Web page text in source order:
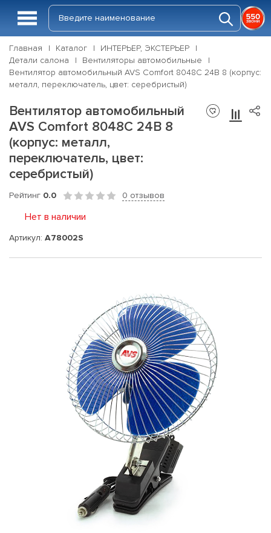
Главная Каталог
ИНТЕРЬЕР, ЭКСТЕРЬЕР
Детали салона
Вентиляторы автомобильные
Вентилятор автомобильный AVS Comfort 8048C 24В 8 (корпус:
металл, переключатель, цвет: серебристый)
Вентилятор автомобильный
AVS Comfort 8048C 24В 8
(корпус: металл,
переключатель, цвет:
серебристый)
Рейтинг 0.0 0 отзывов
Нет в наличии
Артикул: A78002S